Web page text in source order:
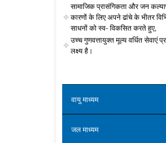
सामाजिक प्रासंगिकता और जन
कारणों के लिए अपने ढांचे के भीतर
साधनों को स्व- विकसित करते हुए,
उच्च गुणवत्तायुक्त मूल्य वर्धित सेवाएं
लक्ष्य है।
वायु माध्यम
जल माध्यम